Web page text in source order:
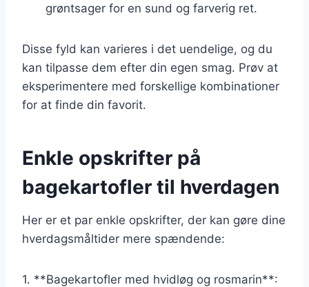
grøntsager for en sund og farverig ret.
Disse fyld kan varieres i det uendelige, og du
kan tilpasse dem efter din egen smag. Prøv at
eksperimentere med forskellige kombinationer
for at finde din favorit.
Enkle opskrifter på
bagekartofler til hverdagen
Her er et par enkle opskrifter, der kan gøre dine
hverdagsmåltider mere spændende:
1. **Bagekartofler med hvidløg og rosmarin**: